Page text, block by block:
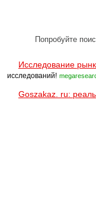
Попробуйте
Исследование
исследований!
Goszakaz. ru: